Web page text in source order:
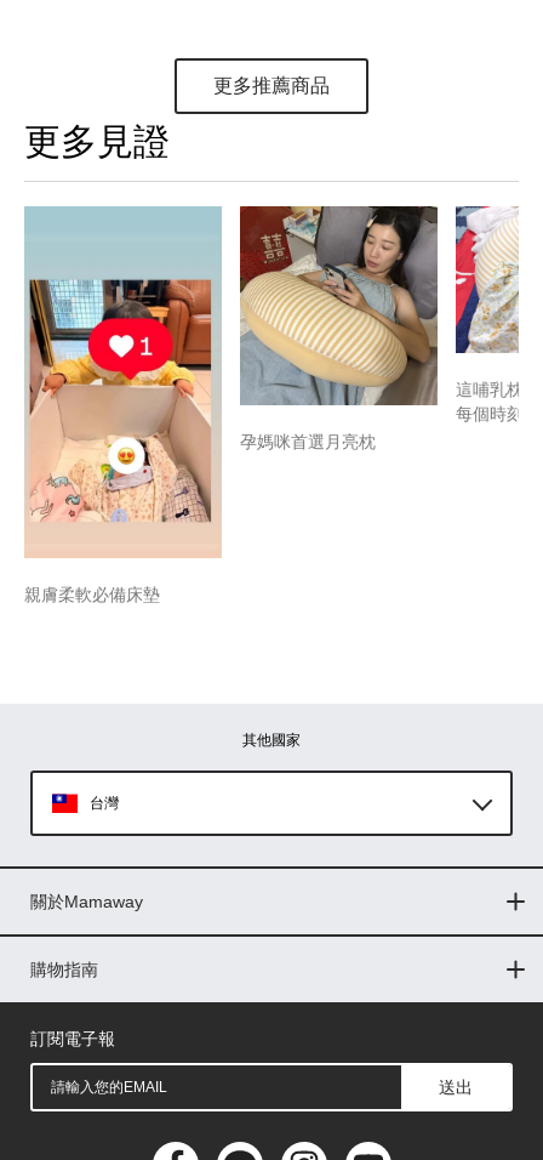
更多推薦商品
更多見證
親膚柔軟必備床墊
孕媽咪首選月亮枕
這哺乳枕
每個時刻~
其他國家
台灣
印尼
菲律賓
馬來西亞
關於Mamaway
門市據點
最新消息
品牌故事
人力招募
媒體花絮
隱私權聲明
CSR企業社會責任
購物指南
購物常見問題
退換貨問題
儲值金使用條款
購買儲值金
發票問題
會員權益
線上留言
吸乳器-免費體驗
訂閱電子報
送出